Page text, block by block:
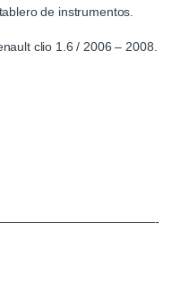
de instrumentos.
clio 1.6 / 2006 – 2008.